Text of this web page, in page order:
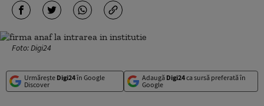
Foto: Digi24
Urmărește Digi24în Google
Discover
Adaugă Digi24ca sursă preferată în
Google